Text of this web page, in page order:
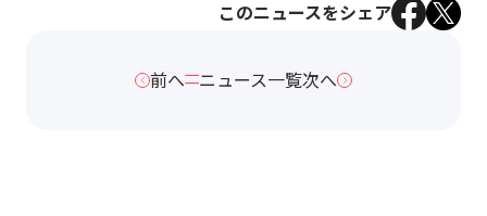
このニュースをシェア
前へ ニュース一覧次へ